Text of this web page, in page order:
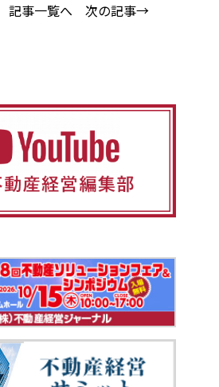
記事一覧へ 次の記事→